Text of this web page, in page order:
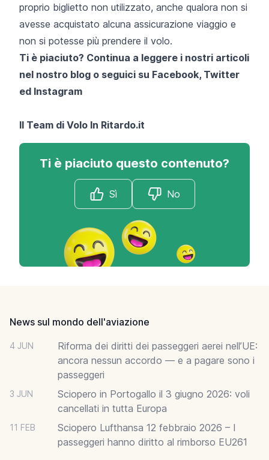
proprio biglietto non utilizzato, anche qualora non si
avesse acquistato alcuna assicurazione viaggio e
non si potesse più prendere il volo.
Ti è piaciuto? Continua a leggere i nostri articoli
nel nostro blog o seguici su Facebook, Twitter
ed Instagram
Il Team di Volo In Ritardo.it
Ti è piaciuto questo contenuto?
Sì No
News sul mondo dell'aviazione
4 JUN
Riforma dei diritti dei passeggeri aerei nell’UE:
ancora nessun accordo — e a pagare sono i
passeggeri
3 JUN
Sciopero in Portogallo il 3 giugno 2026: voli
cancellati in tutta Europa
11 FEB
Sciopero Lufthansa 12 febbraio 2026 – I
passeggeri hanno diritto al rimborso EU261